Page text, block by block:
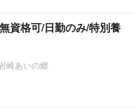
資格可/日勤のみ/特別養
崎あいの郷